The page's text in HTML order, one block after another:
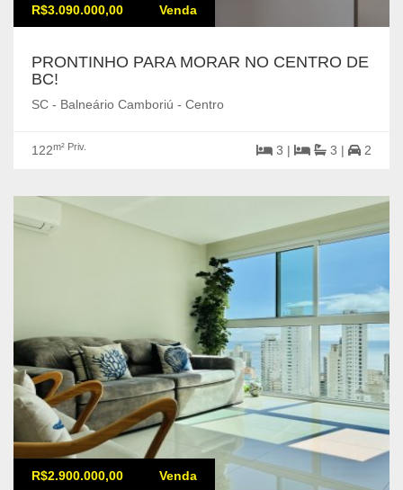
R$3.090.000,00 Venda
PRONTINHO PARA MORAR NO CENTRO DE
BC!
SC - Balneário Camboriú - Centro
122m² Priv. 3 | 3 | 2
R$2.900.000,00 Venda